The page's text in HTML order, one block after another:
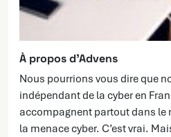
À propos d’Advens
Nous pourrions vous dire que
indépendant de la cyber en
accompagnent partout dans le
la menace cyber. C’est vrai.